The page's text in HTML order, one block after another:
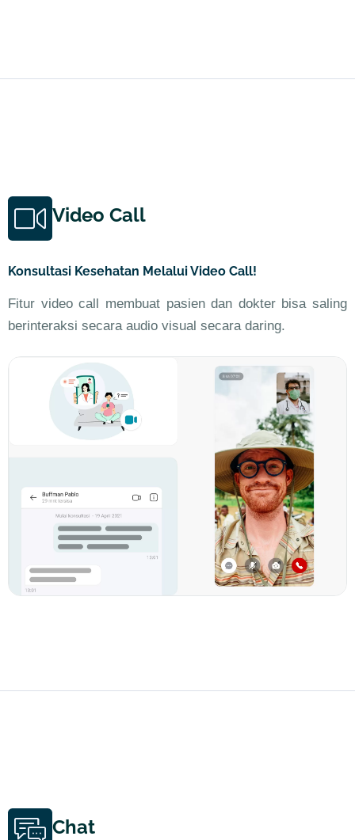
Video Call
Konsultasi Kesehatan Melalui Video Call!
Fitur video call membuat pasien dan dokter bisa saling
berinteraksi secara audio visual secara daring.
Chat